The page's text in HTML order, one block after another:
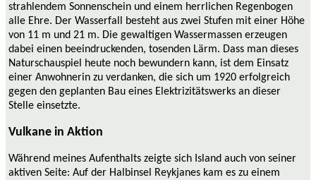
strahlendem Sonnenschein und einem herrlichen Regenbogen
alle Ehre. Der Wasserfall besteht aus zwei Stufen mit einer Höhe
von 11 m und 21 m. Die gewaltigen Wassermassen erzeugen
dabei einen beeindruckenden, tosenden Lärm. Dass man dieses
Naturschauspiel heute noch bewundern kann, ist dem Einsatz
einer Anwohnerin zu verdanken, die sich um 1920 erfolgreich
gegen den geplanten Bau eines Elektrizitätswerks an dieser
Stelle einsetzte.
Vulkane in Aktion
Während meines Aufenthalts zeigte sich Island auch von seiner
aktiven Seite: Auf der Halbinsel Reykjanes kam es zu einem